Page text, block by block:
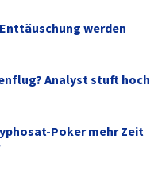
werden
Analyst stuft hoch
Poker mehr Zeit